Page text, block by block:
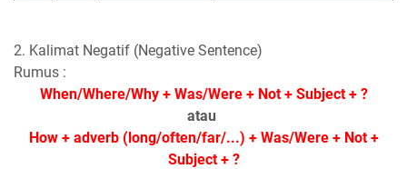
2. Kalimat Negatif (Negative Sentence)
Rumus :
When/Where/Why + Was/Were + Not + Subject + ?
atau
How + adverb (long/often/far/...) + Was/Were + Not +
Subject + ?